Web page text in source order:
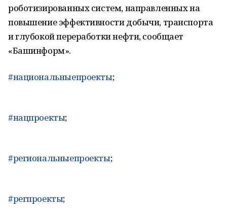
роботизированных систем, направленных на
повышение эффективности добычи, транспорта
и глубокой переработки нефти, сообщает
«Башинформ».
#национальныепроекты;
#нацпроекты;
#региональныепроекты;
#регпроекты;